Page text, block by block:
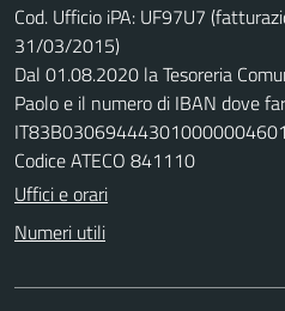
Cod. Ufficio iPA: UF97U7
31/03/2015)
Dal 01.08.2020 la Tesoreria
Paolo e il numero di IBAN dove
Codice ATECO 841110
Uffici e orari
Numeri utili